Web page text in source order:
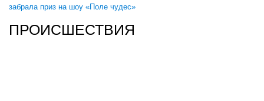
забрала приз на шоу «Поле чудес»
ПРОИСШЕСТВИЯ